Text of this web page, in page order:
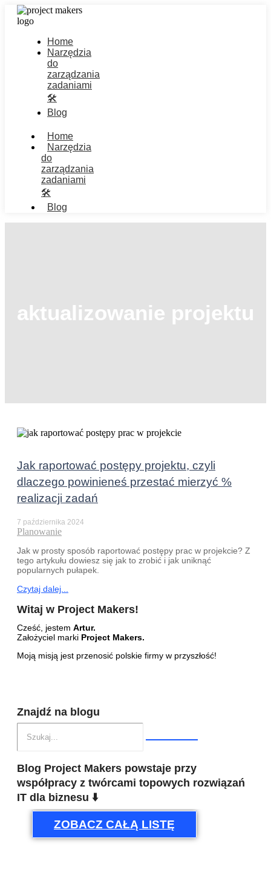
Home
Narzędzia
do
zarządzania
zadaniami
🛠️
Blog
Home
Narzędzia
do
zarządzania
zadaniami
🛠️
Blog
aktualizowanie projektu
Jak raportować postępy projektu, czyli
dlaczego powinieneś przestać mierzyć %
realizacji zadań
7 października 2024
Planowanie
Jak w prosty sposób raportować postępy prac w projekcie? Z
tego artykułu dowiesz się jak to zrobić i jak uniknąć
popularnych pułapek.
Czytaj dalej...
Witaj w Project Makers!
Cześć, jestem Artur.
Założyciel marki Project Makers.
Moją misją jest przenosić polskie firmy w przyszłość!
Znajdź na blogu
Blog Project Makers powstaje przy
współpracy z twórcami topowych rozwiązań
IT dla biznesu ⬇️
ZOBACZ CAŁĄ LISTĘ